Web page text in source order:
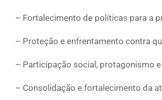
– Fortalecimento de políticas para a
– Proteção e enfrentamento contra
– Participação social, protagonismo
– Consolidação e fortalecimento da